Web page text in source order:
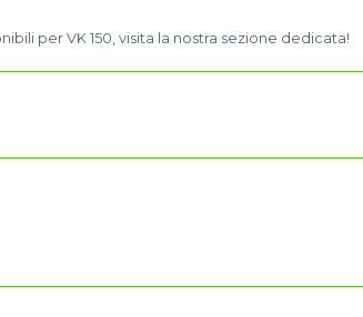
per VK 150, visita la nostra sezione dedicata!